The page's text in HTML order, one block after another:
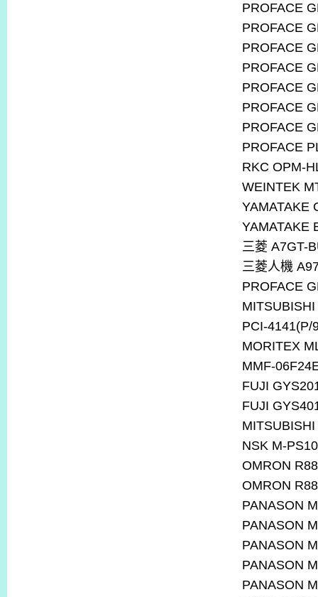
PROFACE
PROFACE
PROFACE
PROFACE
PROFACE
PROFACE
PROFACE
PROFACE
RKC OPM-
WEINTEK
YAMATAKE
YAMATAKE
三菱 A7GT-
三菱人機
PROFACE
PCI-4141(P/
MORITEX
MMF-
FUJI
FUJI
NSK M-
OMRON
OMRON
PANASON
PANASON
PANASON
PANASON
PANASON